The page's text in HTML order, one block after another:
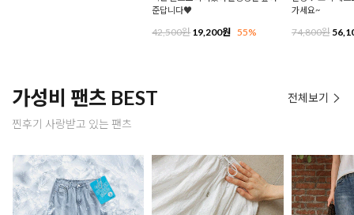
준답니다♥
42,500원19,200원 55%
가세요~
74,800원
가성비 팬츠 BEST
찐후기 사랑받고 있는 팬츠
전체보기